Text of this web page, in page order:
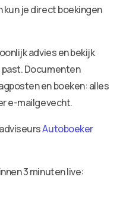
je direct boekingen
advies en bekijk
Documenten
en boeken: alles
e-mailgevecht.
Autoboeker
3 minuten live: